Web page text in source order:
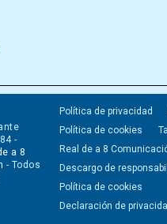
-
a 8
- Todos
Política de privacidad
Política de cookies
Real de a 8
Descargo de
Política de cookies
Declaración de